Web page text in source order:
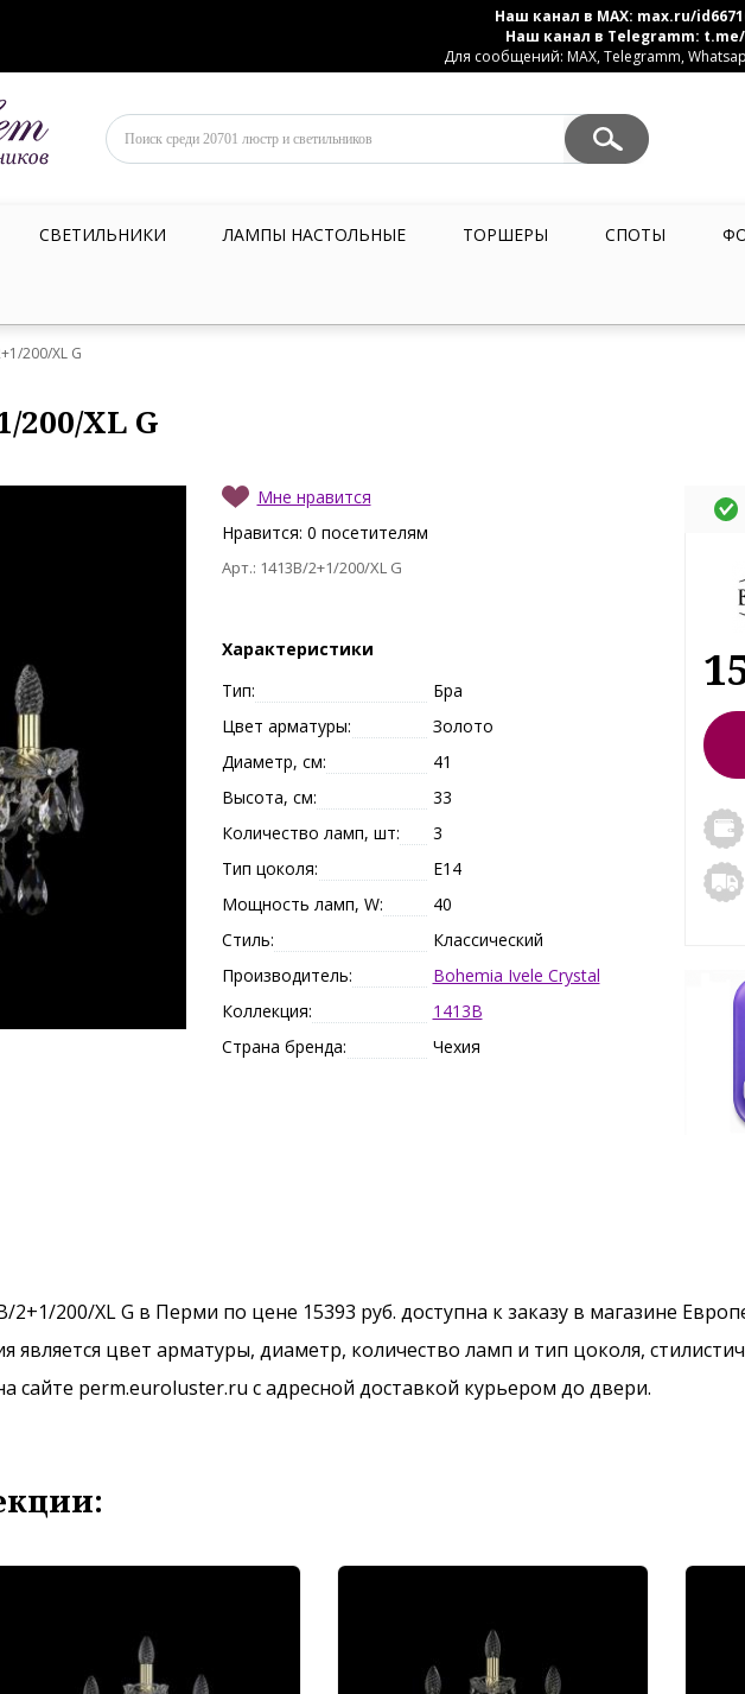
Наш канал в MAX: max.ru/
Наш канал в Telegramm:
Для сообщений: MAX, Telegramm,
СВЕТИЛЬНИКИ ЛАМПЫ НАСТОЛЬНЫЕ ТОРШЕРЫ СПОТЫ
200/XL G
200/XL G
Мне нравится
Нравится: 0 посетителям
Арт.: 1413B/2+1/200/XL G
Характеристики
Тип:
Бра
Цвет арматуры:
Золото
Диаметр, см:
41
Высота, см:
33
Количество ламп, шт:
3
Тип цоколя:
E14
Мощность ламп, W:
40
Стиль:
Классический
Производитель:
Bohemia Ivele Crystal
Коллекция:
1413B
Страна бренда:
Чехия
2+1/200/XL G в Перми по цене 15393 руб. доступна к заказу в магазине
является цвет арматуры, диаметр, количество ламп и тип цоколя,
perm.euroluster.ru с адресной доставкой курьером до двери.